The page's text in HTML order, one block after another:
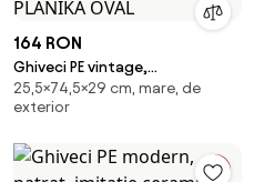
164 RON
Ghiveci PE vintage,
dreptunghiular, model PLANIKA
OVAL
25,5×74,5×29 cm, mare, de
exterior